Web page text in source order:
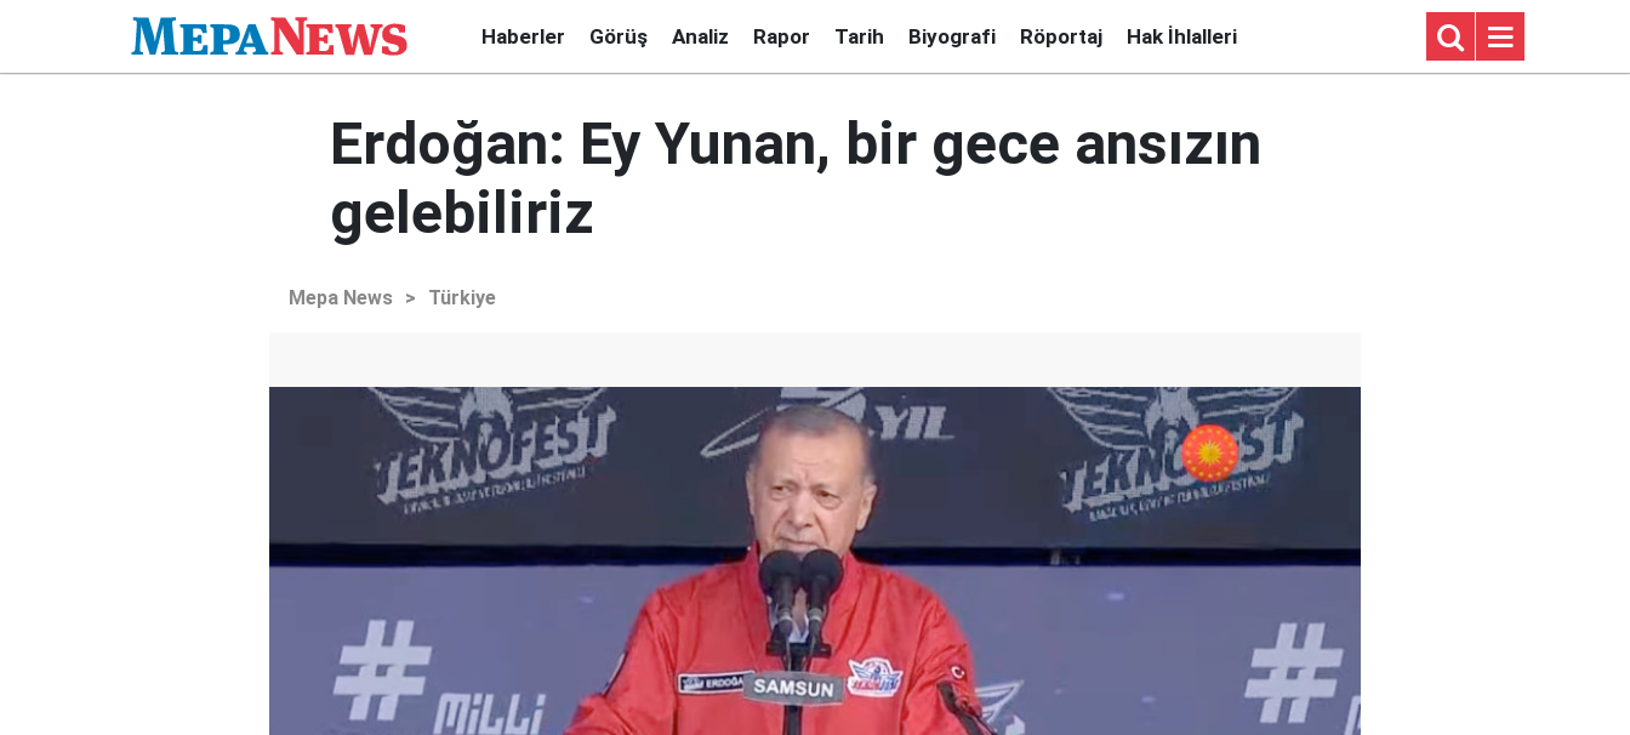
Haberler Görüş Analiz Rapor Tarih Biyografi Röportaj Hak İhlalleri
Erdoğan: Ey Yunan, bir gece ansızın
gelebiliriz
Mepa News > Türkiye